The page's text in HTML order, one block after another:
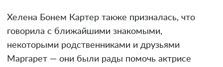
Хелена Бонем Картер также призналась, что
говорила с ближайшими знакомыми,
некоторыми родственниками и друзьями
Маргарет — они были рады помочь актрисе